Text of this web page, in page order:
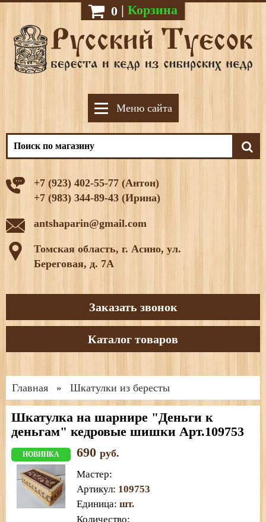
0 | Корзина
Меню сайта
+7 (923) 402-55-77 (Антон)
+7 (983) 344-89-43 (Ирина)
antshaparin@gmail.com
Томская область, г. Асино, ул.
Береговая, д. 7А
Заказать звонок
Каталог товаров
Главная » Шкатулки из бересты
Шкатулка на шарнире "Деньги к
деньгам" кедровые шишки Арт.109753
НОВИНКА 690 руб.
Мастер:
Артикул: 109753
Единица: шт.
Количество: